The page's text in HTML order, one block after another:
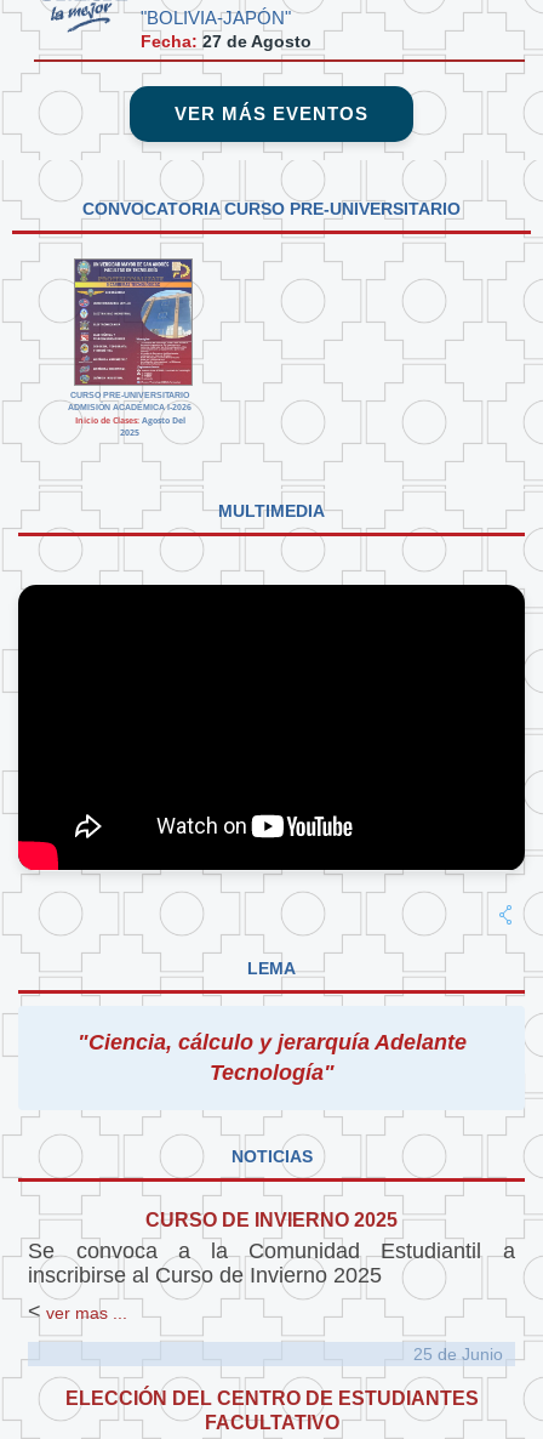
"BOLIVIA-JAPÓN"
Fecha: 27 deAgosto
VER MÁS EVENTOS
CONVOCATORIA CURSO PRE-UNIVERSITARIO
CURSO PRE-UNIVERSITARIO
ADMISIÓN ACADÉMICA I-2026
Inicio de Clases:Agosto Del
2025
MULTIMEDIA
LEMA
"Ciencia, cálculo y jerarquía Adelante
Tecnología"
NOTICIAS
CURSO DE INVIERNO 2025
Se convoca a la Comunidad Estudiantil a
inscribirse al Curso de Invierno 2025
< ver mas ...
25 de Junio
ELECCIÓN DEL CENTRO DE ESTUDIANTES
FACULTATIVO